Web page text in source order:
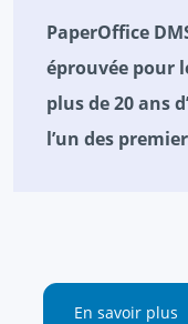
PaperOffice
éprouvée pour
plus de 20 ans
l’un des
En savoir plus